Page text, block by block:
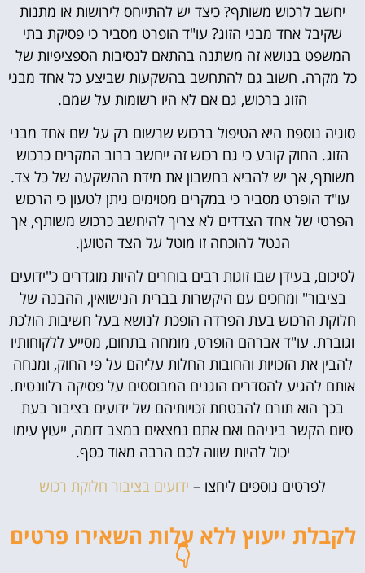
יחשב לרכוש משותף? כיצד יש להתייחס לירושות או מתנות
שקיבל אחד מבני הזוג? עו"ד הופרט מסביר כי פסיקת בתי
המשפט בנושא זה משתנה בהתאם לנסיבות הספציפיות של
כל מקרה. חשוב גם להתחשב בהשקעות שביצע כל אחד מבני
הזוג ברכוש, גם אם לא היו רשומות על שמם.
סוגיה נוספת היא הטיפול ברכוש שרשום רק על שם אחד מבני
הזוג. החוק קובע כי גם רכוש זה ייחשב ברוב המקרים כרכוש
משותף, אך יש להביא בחשבון את מידת ההשקעה של כל צד.
עו"ד הופרט מסביר כי במקרים מסוימים ניתן לטעון כי הרכוש
הפרטי של אחד הצדדים לא צריך להיחשב כרכוש משותף, אך
הנטל להוכחה זו מוטל על הצד הטוען.
לסיכום, בעידן שבו זוגות רבים בוחרים להיות מוגדרים כ"ידועים
בציבור" ומחכים עם היקשרות בברית הנישואין, ההבנה של
חלוקת הרכוש בעת הפרדה הופכת לנושא בעל חשיבות הולכת
וגוברת. עו"ד אברהם הופרט, מומחה בתחום, מסייע ללקוחותיו
להבין את הזכויות והחובות החלות עליהם על פי החוק, ומנחה
אותם להגיע להסדרים הוגנים המבוססים על פסיקה רלוונטית.
בכך הוא תורם להבטחת זכויותיהם של ידועים בציבור בעת
סיום הקשר ביניהם ואם אתם נמצאים במצב דומה, ייעוץ עימו
יכול להיות שווה לכם הרבה מאוד כסף.
לפרטים נוספים ליחצו – ידועים בציבור חלוקת רכוש
לקבלת ייעוץ ללא עלות השאירו פרטים
👇